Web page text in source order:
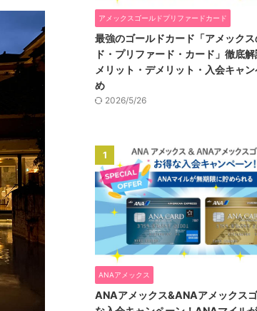
アメックスゴールドプリファードカード
最強のゴールドカード「アメック
ド・プリファード・カード」徹底解
メリット・デメリット・入会キャ
め
2026/5/26
1
ANAアメックス
ANAアメックス&ANAアメックス